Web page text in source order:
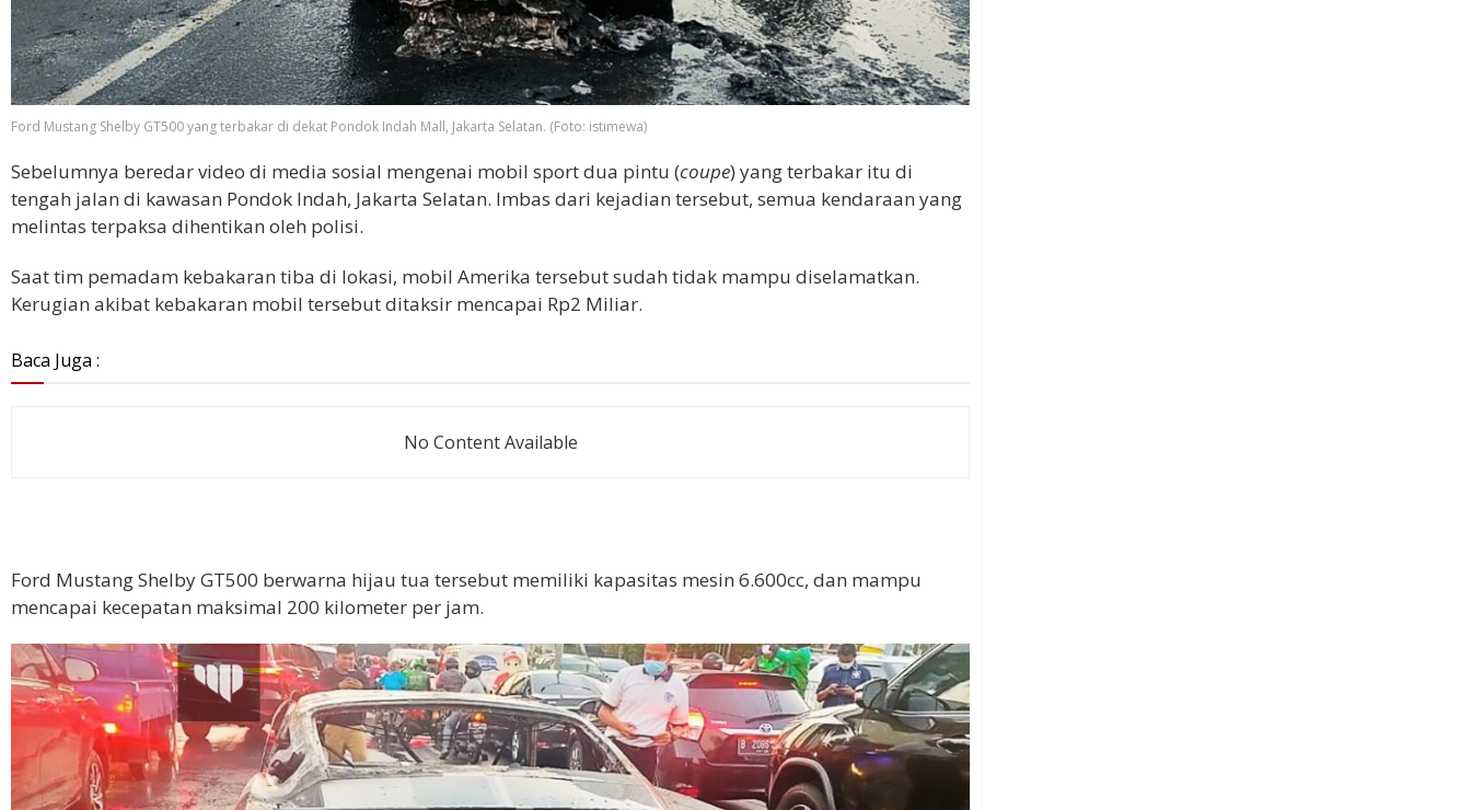
Ford Mustang Shelby GT500 yang terbakar di dekat Pondok Indah Mall, Jakarta Selatan. (Foto: istimewa)
Sebelumnya beredar video di media sosial mengenai mobil sport dua pintu (coupe) yang terbakar itu di
tengah jalan di kawasan Pondok Indah, Jakarta Selatan. Imbas dari kejadian tersebut, semua kendaraan yang
melintas terpaksa dihentikan oleh polisi.
Saat tim pemadam kebakaran tiba di lokasi, mobil Amerika tersebut sudah tidak mampu diselamatkan.
Kerugian akibat kebakaran mobil tersebut ditaksir mencapai Rp2 Miliar.
Baca Juga :
No Content Available
Ford Mustang Shelby GT500 berwarna hijau tua tersebut memiliki kapasitas mesin 6.600cc, dan mampu
mencapai kecepatan maksimal 200 kilometer per jam.